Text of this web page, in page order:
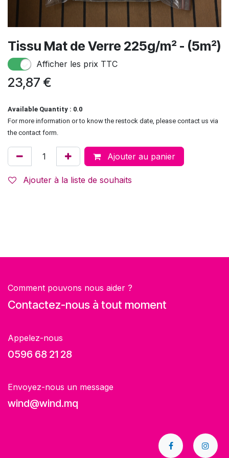
Tissu Mat de Verre 225g/m² - (5m²)
Afficher les prix TTC
23,87 €
Available Quantity : 0.0
For more information or to know the restock date, please contact us via
the contact form.
Ajouter au panier
Ajouter à la liste de souhaits
Comment pouvons nous aider ?
Contactez-nous à tout moment
Appelez-nous
0596 68 21 28
Envoyez-nous un message
wind@wind.mq